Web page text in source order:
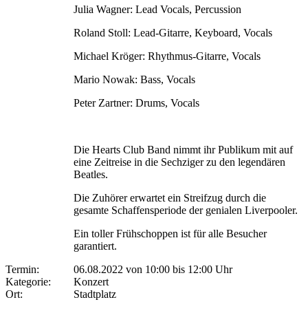
Julia Wagner: Lead Vocals, Percussion
Roland Stoll: Lead-Gitarre, Keyboard, Vocals
Michael Kröger: Rhythmus-Gitarre, Vocals
Mario Nowak: Bass, Vocals
Peter Zartner: Drums, Vocals
Die Hearts Club Band nimmt ihr Publikum mit auf
eine Zeitreise in die Sechziger zu den legendären
Beatles.
Die Zuhörer erwartet ein Streifzug durch die
gesamte Schaffensperiode der genialen Liverpooler.
Ein toller Frühschoppen ist für alle Besucher
garantiert.
Termin:
06.08.2022 von 10:00 bis 12:00 Uhr
Kategorie:
Konzert
Ort:
Stadtplatz